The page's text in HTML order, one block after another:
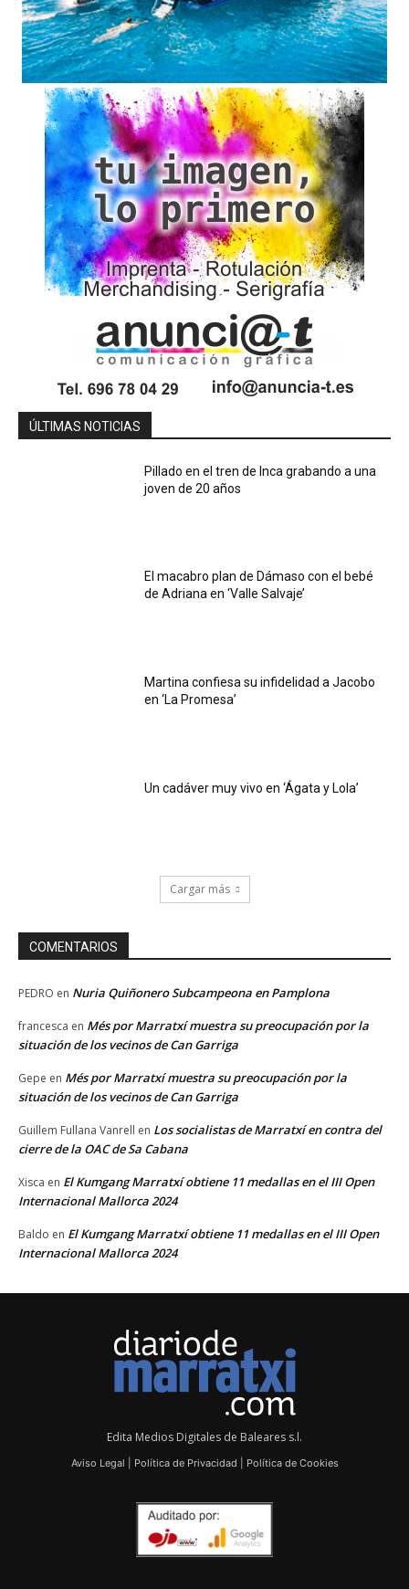
ÚLTIMAS NOTICIAS
Pillado en el tren de Inca grabando a una
joven de 20 años
El macabro plan de Dámaso con el bebé
de Adriana en ‘Valle Salvaje’
Martina confiesa su infidelidad a Jacobo
en ‘La Promesa’
Un cadáver muy vivo en ‘Ágata y Lola’
Cargar más
COMENTARIOS
PEDRO en Nuria Quiñonero Subcampeona en Pamplona
francesca en Més por Marratxí muestra su preocupación por la
situación de los vecinos de Can Garriga
Gepe en Més por Marratxí muestra su preocupación por la
situación de los vecinos de Can Garriga
Guillem Fullana Vanrell en Los socialistas de Marratxí en contra del
cierre de la OAC de Sa Cabana
Xisca en El Kumgang Marratxí obtiene 11 medallas en el III Open
Internacional Mallorca 2024
Baldo en El Kumgang Marratxí obtiene 11 medallas en el III Open
Internacional Mallorca 2024
Edita Medios Digitales de Baleares s.l.
Aviso Legal Política de Privacidad Política de Cookies